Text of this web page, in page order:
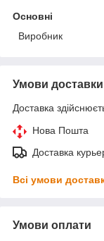
Основні
Виробник
Умови доставки
Доставка
Нова Пошта
Доставка
Всі умови
Умови оплати